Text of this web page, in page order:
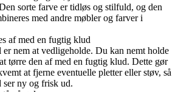
sorte farve er tidløs og stilfuld, og den
med andre møbler og farver i
af med en fugtig klud
er nem at vedligeholde. Du kan nemt holde
tørre den af med en fugtig klud. Dette gør
at fjerne eventuelle pletter eller støv, så
ser ny og frisk ud.